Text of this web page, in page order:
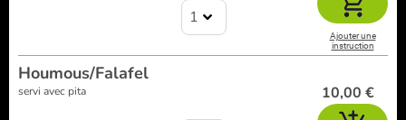
1
Ajouter une
instruction
Houmous/Falafel
servi avec pita 10,00 €